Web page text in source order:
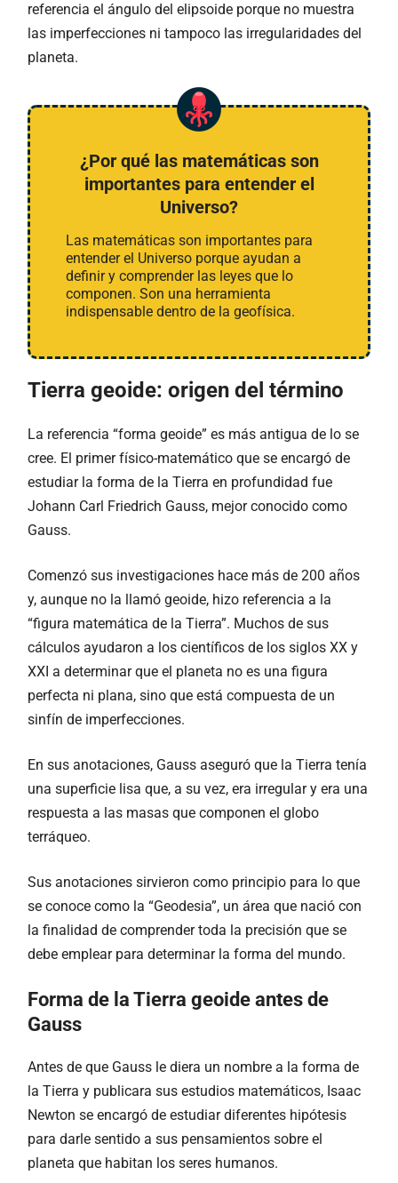
referencia el ángulo del elipsoide porque no muestra
las imperfecciones ni tampoco las irregularidades del
planeta.
¿Por qué las matemáticas son
importantes para entender el
Universo?
Las matemáticas son importantes para
entender el Universo porque ayudan a
definir y comprender las leyes que lo
componen. Son una herramienta
indispensable dentro de la geofísica.
Tierra geoide: origen del término
La referencia “forma geoide” es más antigua de lo se
cree. El primer físico-matemático que se encargó de
estudiar la forma de la Tierra en profundidad fue
Johann Carl Friedrich Gauss, mejor conocido como
Gauss.
Comenzó sus investigaciones hace más de 200 años
y, aunque no la llamó geoide, hizo referencia a la
“figura matemática de la Tierra”. Muchos de sus
cálculos ayudaron a los científicos de los siglos XX y
XXI a determinar que el planeta no es una figura
perfecta ni plana, sino que está compuesta de un
sinfín de imperfecciones.
En sus anotaciones, Gauss aseguró que la Tierra tenía
una superficie lisa que, a su vez, era irregular y era una
respuesta a las masas que componen el globo
terráqueo.
Sus anotaciones sirvieron como principio para lo que
se conoce como la “Geodesia”, un área que nació con
la finalidad de comprender toda la precisión que se
debe emplear para determinar la forma del mundo.
Forma de la Tierra geoide antes de
Gauss
Antes de que Gauss le diera un nombre a la forma de
la Tierra y publicara sus estudios matemáticos, Isaac
Newton se encargó de estudiar diferentes hipótesis
para darle sentido a sus pensamientos sobre el
planeta que habitan los seres humanos.